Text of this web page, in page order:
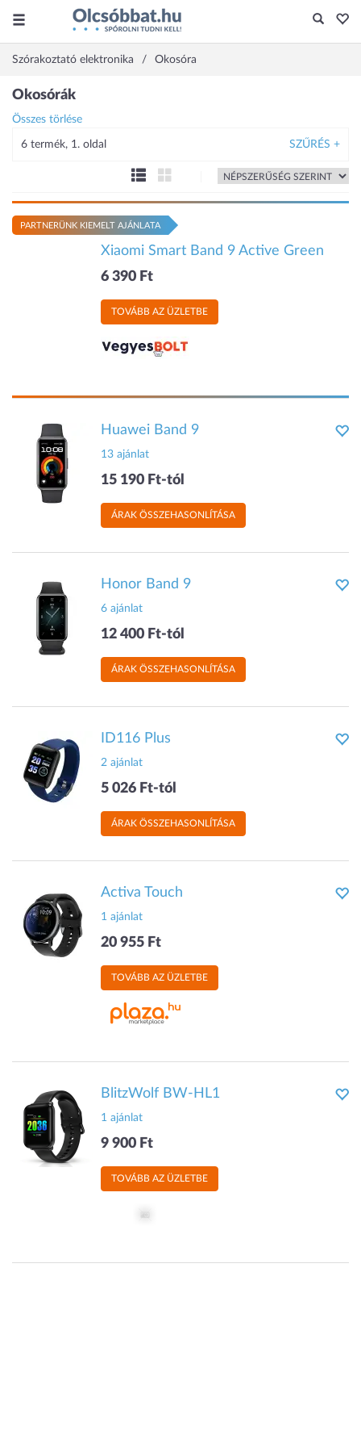
Szórakoztató elektronika Okosóra
Okosórák
Összes törlése
6 termék, 1. oldal SZŰRÉS +
PARTNERÜNK KIEMELT AJÁNLATA
Xiaomi Smart Band 9 Active Green
6 390 Ft
TOVÁBB AZ ÜZLETBE
Huawei Band 9
13 ajánlat
15 190 Ft-tól
ÁRAK ÖSSZEHASONLÍTÁSA
Honor Band 9
6 ajánlat
12 400 Ft-tól
ÁRAK ÖSSZEHASONLÍTÁSA
ID116 Plus
2 ajánlat
5 026 Ft-tól
ÁRAK ÖSSZEHASONLÍTÁSA
Activa Touch
1 ajánlat
20 955 Ft
TOVÁBB AZ ÜZLETBE
BlitzWolf BW-HL1
1 ajánlat
9 900 Ft
TOVÁBB AZ ÜZLETBE